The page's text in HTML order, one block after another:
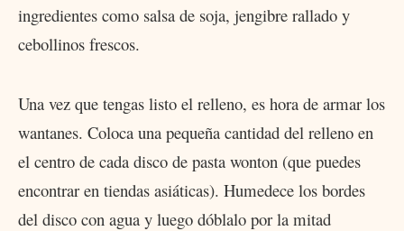
ingredientes como salsa de soja, jengibre rallado y
cebollinos frescos.
Una vez que tengas listo el relleno, es hora de armar los
wantanes. Coloca una pequeña cantidad del relleno en
el centro de cada disco de pasta wonton (que puedes
encontrar en tiendas asiáticas). Humedece los bordes
del disco con agua y luego dóblalo por la mitad